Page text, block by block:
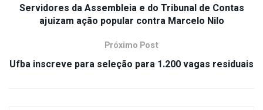
Servidores da Assembleia e do Tribunal de Contas
ajuizam ação popular contra Marcelo Nilo
Próximo Post
Ufba inscreve para seleção para 1.200 vagas residuais